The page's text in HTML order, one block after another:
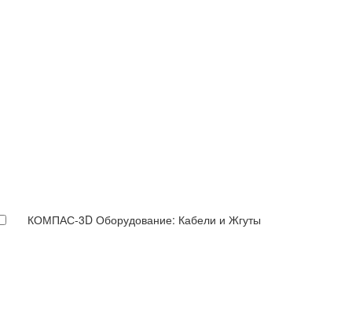
КОМПАС-3D Оборудование: Кабели и Жгуты